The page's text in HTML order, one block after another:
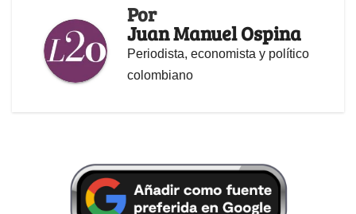
Por
Juan Manuel Ospina
Periodista, economista y político
colombiano